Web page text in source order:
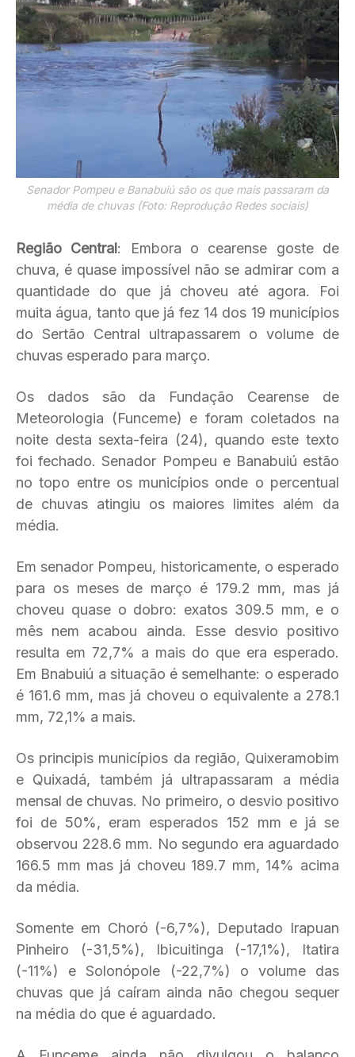
Senador Pompeu e Banabuiú são os que mais passaram da
média de chuvas (Foto: Reprodução Redes sociais)
Região Central: Embora o cearense goste de
chuva, é quase impossível não se admirar com a
quantidade do que já choveu até agora. Foi
muita água, tanto que já fez 14 dos 19 municípios
do Sertão Central ultrapassarem o volume de
chuvas esperado para março.
Os dados são da Fundação Cearense de
Meteorologia (Funceme) e foram coletados na
noite desta sexta-feira (24), quando este texto
foi fechado. Senador Pompeu e Banabuiú estão
no topo entre os municípios onde o percentual
de chuvas atingiu os maiores limites além da
média.
Em senador Pompeu, historicamente, o esperado
para os meses de março é 179.2 mm, mas já
choveu quase o dobro: exatos 309.5 mm, e o
mês nem acabou ainda. Esse desvio positivo
resulta em 72,7% a mais do que era esperado.
Em Bnabuiú a situação é semelhante: o esperado
é 161.6 mm, mas já choveu o equivalente a 278.1
mm, 72,1% a mais.
Os principis municípios da região, Quixeramobim
e Quixadá, também já ultrapassaram a média
mensal de chuvas. No primeiro, o desvio positivo
foi de 50%, eram esperados 152 mm e já se
observou 228.6 mm. No segundo era aguardado
166.5 mm mas já choveu 189.7 mm, 14% acima
da média.
Somente em Choró (-6,7%), Deputado Irapuan
Pinheiro (-31,5%), Ibicuitinga (-17,1%), Itatira
(-11%) e Solonópole (-22,7%) o volume das
chuvas que já caíram ainda não chegou sequer
na média do que é aguardado.